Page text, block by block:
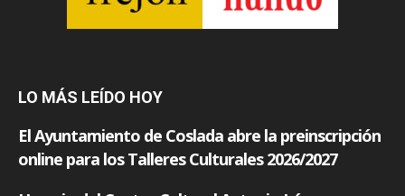
LO MÁS LEÍDO HOY